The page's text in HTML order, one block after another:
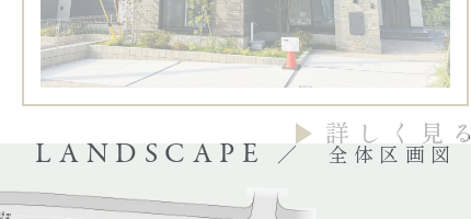
詳しく見る
LANDSCAPE ／ 全体区画図